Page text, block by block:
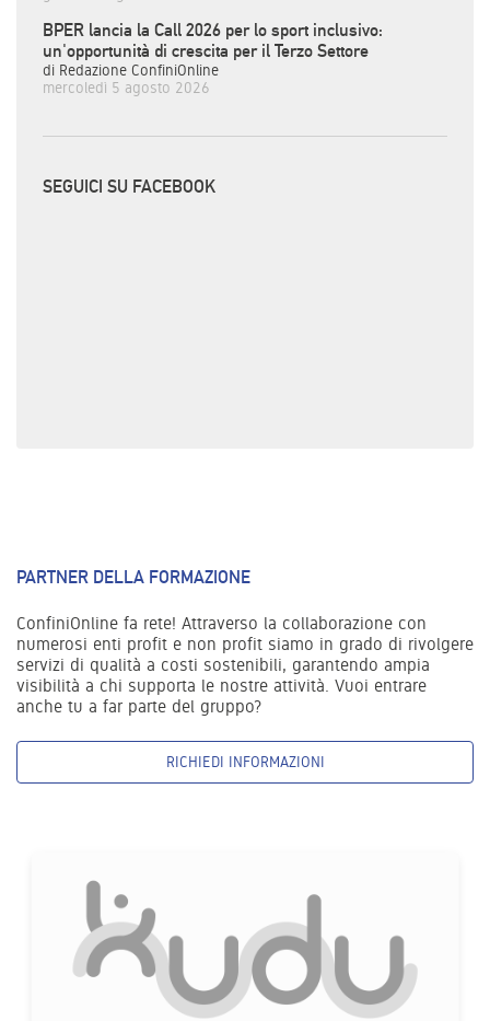
BPER lancia la Call 2026 per lo sport inclusivo:
un'opportunità di crescita per il Terzo Settore
di Redazione ConfiniOnline
mercoledì 5 agosto 2026
SEGUICI SU FACEBOOK
PARTNER DELLA FORMAZIONE
ConfiniOnline fa rete! Attraverso la collaborazione con
numerosi enti profit e non profit siamo in grado di rivolgere
servizi di qualità a costi sostenibili, garantendo ampia
visibilità a chi supporta le nostre attività. Vuoi entrare
anche tu a far parte del gruppo?
RICHIEDI INFORMAZIONI